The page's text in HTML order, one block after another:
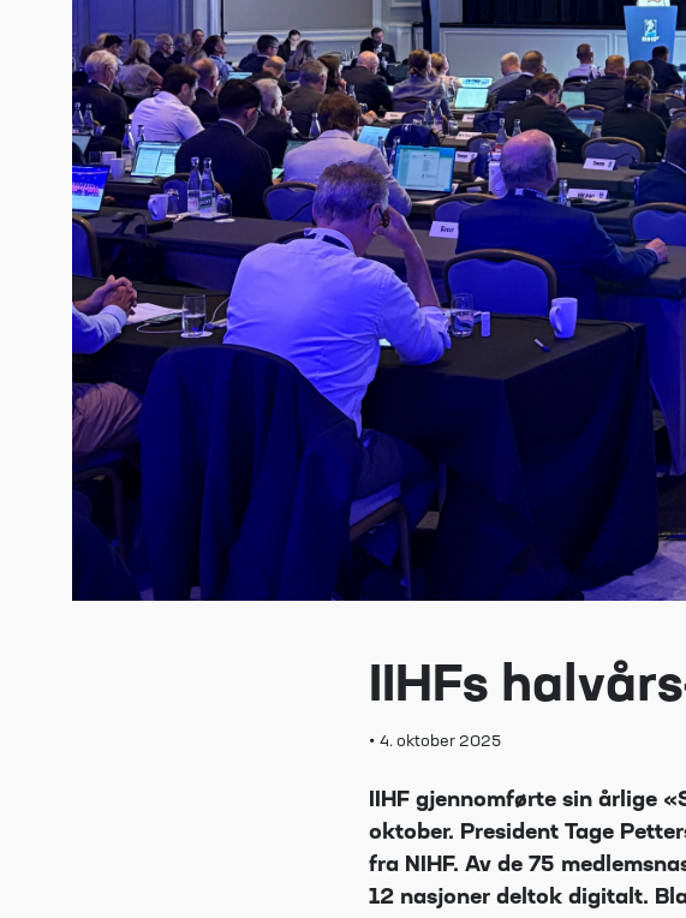
IIHFs
• 4. oktober 2025
IIHF gjennomførte sin årlige
oktober. President Tage
fra NIHF. Av de 75
12 nasjoner deltok digitalt.